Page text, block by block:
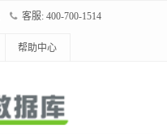
客服: 400-700-1514
帮助中心